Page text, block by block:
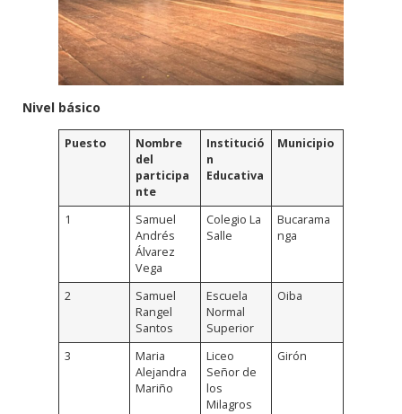
Nivel básico
Puesto
Nombre
del
participa
nte
Institució
n
Educativa
Municipio
1
Samuel
Andrés
Álvarez
Vega
Colegio La
Salle
Bucarama
nga
2
Samuel
Rangel
Santos
Escuela
Normal
Superior
Oiba
3
Maria
Alejandra
Mariño
Liceo
Señor de
los
Milagros
Girón